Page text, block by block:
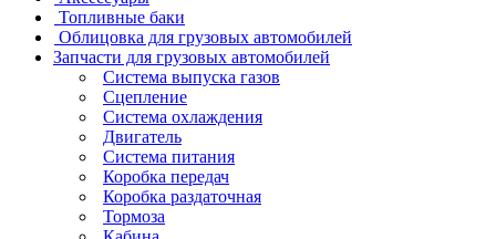
Топливные баки
Облицовка для грузовых автомобилей
Запчасти для грузовых автомобилей
Система выпуска газов
Сцепление
Система охлаждения
Двигатель
Система питания
Коробка передач
Коробка раздаточная
Тормоза